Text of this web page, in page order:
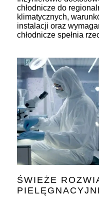
chłodnicze do
klimatycznych,
instalacji oraz
chłodnicze spełnia
ŚWIEŻE